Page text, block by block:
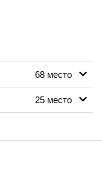
68 место
25 место